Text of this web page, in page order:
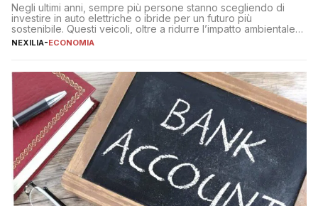
Negli ultimi anni, sempre più persone stanno scegliendo di
investire in auto elettriche o ibride per un futuro più
sostenibile. Questi veicoli, oltre a ridurre l’impatto ambientale,
offrono vantaggi economici a lungo termine, come minori costi
fare se non […]
NEXILIA-ECONOMIA